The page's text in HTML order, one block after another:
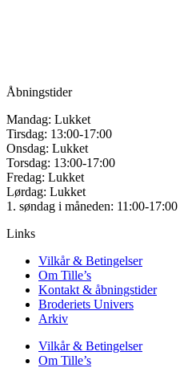
Åbningstider
Mandag: Lukket
Tirsdag: 13:00-17:00
Onsdag: Lukket
Torsdag: 13:00-17:00
Fredag: Lukket
Lørdag: Lukket
1. søndag i måneden: 11:00-17:00
Links
Vilkår & Betingelser
Om Tille’s
Kontakt & åbningstider
Broderiets Univers
Arkiv
Vilkår & Betingelser
Om Tille’s